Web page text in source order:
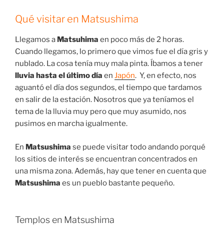
Qué visitar en Matsushima
Llegamos a Matsuhima en poco más de 2 horas.
Cuando llegamos, lo primero que vimos fue el día gris y
nublado. La cosa tenía muy mala pinta. Íbamos a tener
lluvia hasta el último día en Japón. Y, en efecto, nos
aguantó el día dos segundos, el tiempo que tardamos
en salir de la estación. Nosotros que ya teníamos el
tema de la lluvia muy pero que muy asumido, nos
pusimos en marcha igualmente.
En Matsushima se puede visitar todo andando porqué
los sitios de interés se encuentran concentrados en
una misma zona. Además, hay que tener en cuenta que
Matsushima es un pueblo bastante pequeño.
Templos en Matsushima